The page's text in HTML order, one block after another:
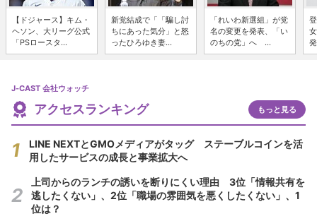
【ドジャース】キム・
ヘソン、大リーグ公式
「PSロースタ...
新党結成で「「騙し討
ちにあった気分」と怒
ったひろゆき妻...
「れいわ新選組」が党
名の変更を発表、「い
のちの党」へ ...
J-CAST 会社ウォッチ
アクセスランキング もっと見る
LINE NEXTとGMOメディアがタッグ ステーブルコインを活
用したサービスの成長と事業拡大へ
上司からのランチの誘いを断りにくい理由 3位「情報共有を
逃したくない」、2位「職場の雰囲気を悪くしたくない」、1
位は？